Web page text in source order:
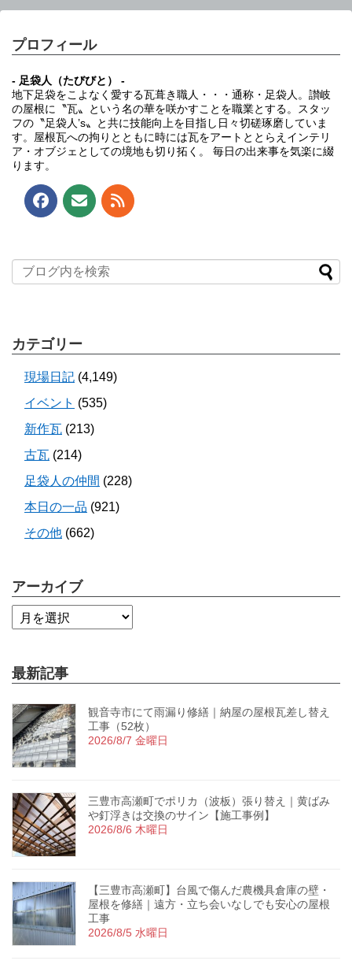
プロフィール
- 足袋人（たびびと） -
地下足袋をこよなく愛する瓦葺き職人・・・通称・足袋人。讃岐
の屋根に〝瓦〟という名の華を咲かすことを職業とする。スタッ
フの〝足袋人’s〟と共に技能向上を目指し日々切磋琢磨していま
す。屋根瓦への拘りとともに時には瓦をアートととらえインテリ
ア・オブジェとしての境地も切り拓く。 毎日の出来事を気楽に綴
ります。
カテゴリー
現場日記 (4,149)
イベント (535)
新作瓦 (213)
古瓦 (214)
足袋人の仲間 (228)
本日の一品 (921)
その他 (662)
アーカイブ
最新記事
観音寺市にて雨漏り修繕｜納屋の屋根瓦差し替え
工事（52枚）
2026/8/7 金曜日
三豊市高瀬町でポリカ（波板）張り替え｜黄ばみ
や釘浮きは交換のサイン【施工事例】
2026/8/6 木曜日
【三豊市高瀬町】台風で傷んだ農機具倉庫の壁・
屋根を修繕｜遠方・立ち会いなしでも安心の屋根
工事
2026/8/5 水曜日